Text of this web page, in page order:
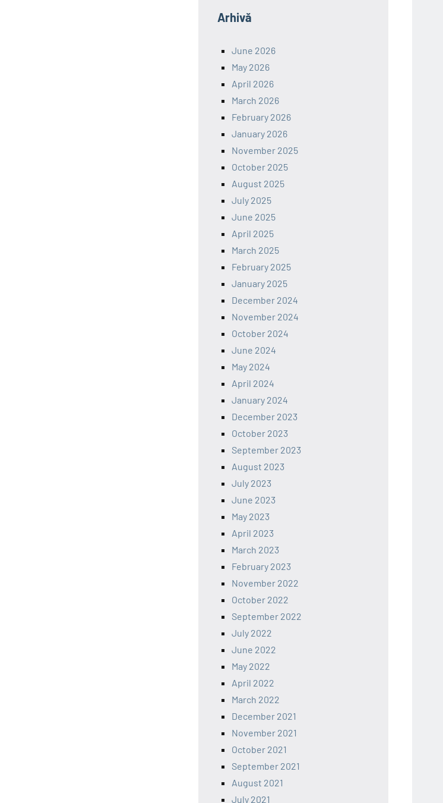
Arhivă
June 2026
May 2026
April 2026
March 2026
February 2026
January 2026
November 2025
October 2025
August 2025
July 2025
June 2025
April 2025
March 2025
February 2025
January 2025
December 2024
November 2024
October 2024
June 2024
May 2024
April 2024
January 2024
December 2023
October 2023
September 2023
August 2023
July 2023
June 2023
May 2023
April 2023
March 2023
February 2023
November 2022
October 2022
September 2022
July 2022
June 2022
May 2022
April 2022
March 2022
December 2021
November 2021
October 2021
September 2021
August 2021
July 2021